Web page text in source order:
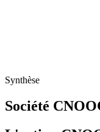
Synthèse
Société